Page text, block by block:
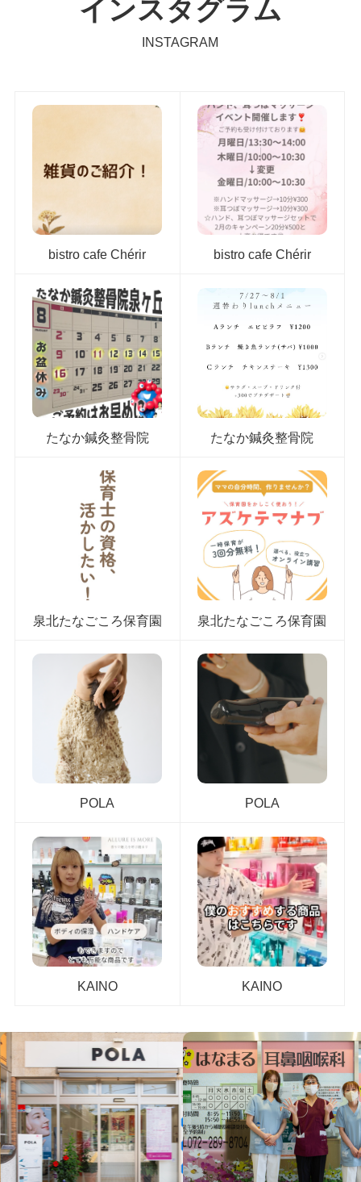
インスタグラム
INSTAGRAM
bistro cafe Chérir bistro cafe Chérir
たなか鍼灸整骨院 たなか鍼灸整骨院
泉北たなごころ保育園 泉北たなごころ保育園
POLA POLA
KAINO KAINO